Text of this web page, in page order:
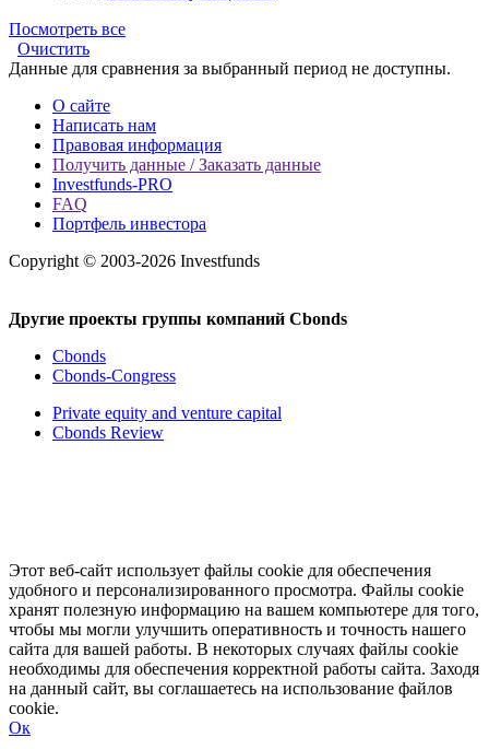
Посмотреть все
Очистить
Данные для сравнения за выбранный период не доступны.
О сайте
Написать нам
Правовая информация
Получить данные / Заказать данные
Investfunds-PRO
FAQ
Портфель инвестора
Copyright © 2003-2026 Investfunds
Другие проекты группы компаний Cbonds
Cbonds
Cbonds-Congress
Private equity and venture capital
Cbonds Review
Этот веб-сайт использует файлы cookie для обеспечения
удобного и персонализированного просмотра. Файлы cookie
хранят полезную информацию на вашем компьютере для того,
чтобы мы могли улучшить оперативность и точность нашего
сайта для вашей работы. В некоторых случаях файлы cookie
необходимы для обеспечения корректной работы сайта. Заходя
на данный сайт, вы соглашаетесь на использование файлов
cookie.
Ок